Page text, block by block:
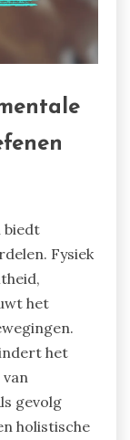
biedt
Fysiek
het
het
gevolg
holistische